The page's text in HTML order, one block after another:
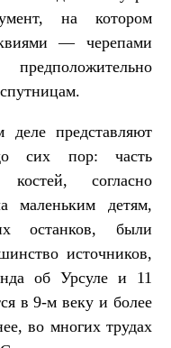
на котором
— черепами
представляют
сих пор: часть
согласно
маленьким детям,
останков, были
источников,
об Урсуле и 11
в 9-м веку и более
во многих трудах